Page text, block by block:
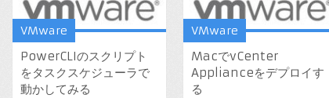
VMware
PowerCLIのスクリプト
をタスクスケジューラで
動かしてみる
VMware
MacでvCenter
Applianceをデプロイす
る